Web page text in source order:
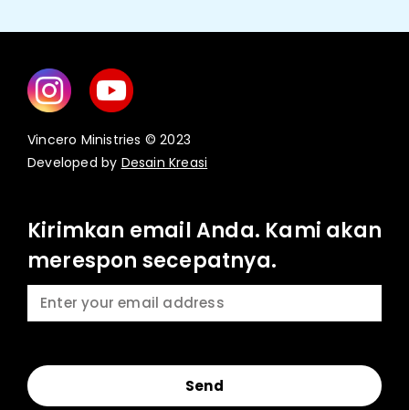
Vincero Ministries © 2023
Developed by Desain Kreasi
Kirimkan email Anda. Kami akan
merespon secepatnya.
Send